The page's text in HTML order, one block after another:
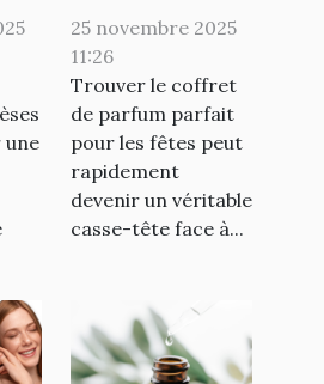
coffret de
parfum idéal
pour les fêtes ?
25 novembre 2025
11:26
Trouver le coffret
de parfum parfait
pour les fêtes peut
rapidement
devenir un véritable
casse-tête face à...